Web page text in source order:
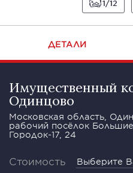
1 12
ДЕТАЛИ
Имущественный
Одинцово
Московская область,
рабочий посёлок
Городок-17, 24
Стоимость Выберите